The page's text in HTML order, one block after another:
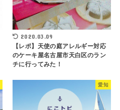
2020.03.09
【レポ】天使の庭アレルギー対応
のケーキ屋名古屋市天白区のラン
チに行ってみた！
愛知